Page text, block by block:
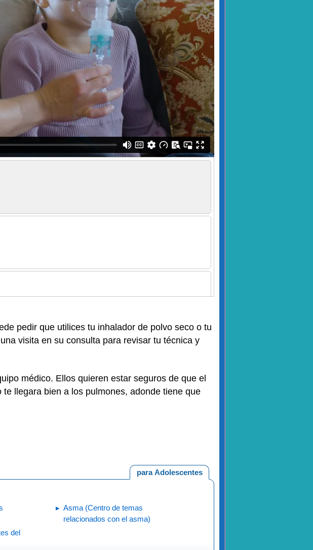
pedir que utilices tu inhalador de polvo seco o tu
visita en su consulta para revisar tu técnica y
médico. Ellos quieren estar seguros de que el
llegara bien a los pulmones, adonde tiene que
para Adolescentes
del
Asma (Centro de temas
relacionados con el asma)